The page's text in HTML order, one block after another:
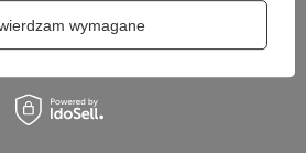
wymagane